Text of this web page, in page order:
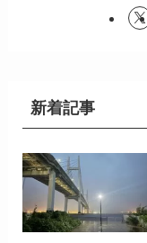
新着記事